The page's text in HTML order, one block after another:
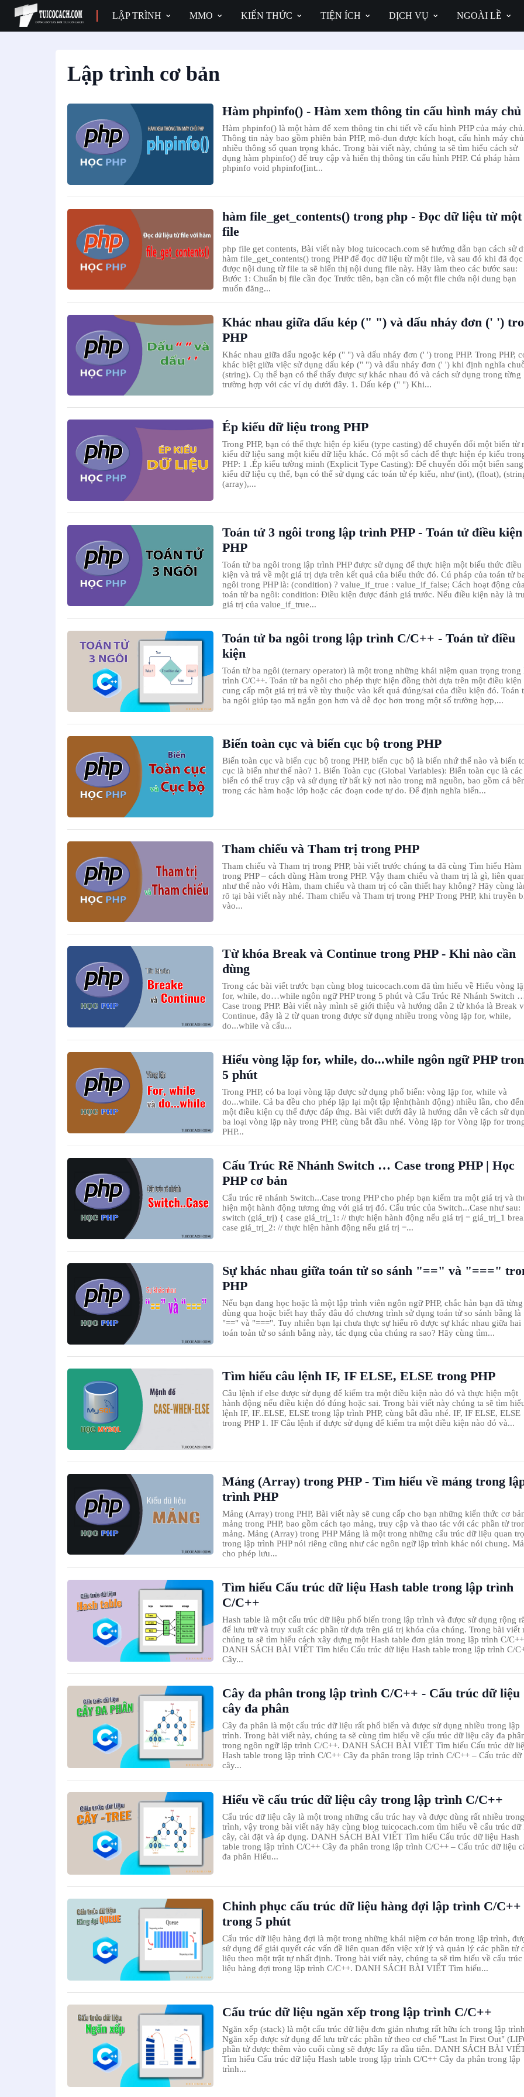
LẬP TRÌNH MMO KIẾN THỨC TIỆN ÍCH DỊCH VỤ NGOÀI LỀ
Lập trình cơ bản
Hàm phpinfo() - Hàm xem thông tin cấu hình máy chủ
Hàm phpinfo() là một hàm để xem thông tin chi tiết về cấu hình PHP của máy chủ.
Thông tin này bao gồm phiên bản PHP, mô-đun được kích hoạt, cấu hình máy
nhiều thông số quan trọng khác. Trong bài viết này, chúng ta sẽ tìm hiểu cách sử
dụng hàm phpinfo() để truy cập và hiển thị thông tin cấu hình PHP. Cú pháp hàm
phpinfo void phpinfo([int...
hàm file_get_contents() trong php - Đọc dữ liệu từ một
file
php file get contents, Bài viết này blog tuicocach.com sẽ hướng dẫn bạn cách sử
hàm file_get_contents() trong PHP để đọc dữ liệu từ một file, và sau đó khi đã đọc
được nội dung từ file ta sẽ hiển thị nội dung file này. Hãy làm theo các bước sau:
Bước 1: Chuẩn bị file cần đọc Trước tiên, bạn cần có một file chứa nội dung bạn
muốn đăng...
Khác nhau giữa dấu kép (" ") và dấu nháy đơn (' ')
PHP
Khác nhau giữa dấu ngoặc kép (" ") và dấu nháy đơn (' ') trong PHP. Trong PHP,
khác biệt giữa việc sử dụng dấu kép (" ") và dấu nháy đơn (' ') khi định nghĩa
(string). Cụ thể bạn có thể thấy được sự khác nhau đó và cách sử dụng trong từng
trường hợp với các ví dụ dưới đây. 1. Dấu kép (" ") Khi...
Ép kiểu dữ liệu trong PHP
Trong PHP, bạn có thể thực hiện ép kiểu (type casting) để chuyển đổi một biến từ
kiểu dữ liệu sang một kiểu dữ liệu khác. Có một số cách để thực hiện ép kiểu
PHP: 1 .Ép kiểu tường minh (Explicit Type Casting): Để chuyển đổi một biến sang
kiểu dữ liệu cụ thể, bạn có thể sử dụng các toán tử ép kiểu, như (int), (float),
(array),...
Toán tử 3 ngôi trong lập trình PHP - Toán tử điều kiện
PHP
Toán tử ba ngôi trong lập trình PHP được sử dụng để thực hiện một biểu thức điều
kiện và trả về một giá trị dựa trên kết quả của biểu thức đó. Cú pháp của toán tử
ngôi trong PHP là: (condition) ? value_if_true : value_if_false; Cách hoạt động của
toán tử ba ngôi: condition: Điều kiện được đánh giá trước. Nếu điều kiện này là
giá trị của value_if_true...
Toán tử ba ngôi trong lập trình C/C++ - Toán tử điều
kiện
Toán tử ba ngôi (ternary operator) là một trong những khái niệm quan trọng trong
trình C/C++. Toán tử ba ngôi cho phép thực hiện đồng thời dựa trên một điều kiện
cung cấp một giá trị trả về tùy thuộc vào kết quả đúng/sai của điều kiện đó. Toán
ba ngôi giúp tạo mã ngắn gọn hơn và dễ đọc hơn trong một số trường hợp,...
Biến toàn cục và biến cục bộ trong PHP
Biến toàn cục và biến cục bộ trong PHP, biến cục bộ là biến nhứ thế nào và biến
cục là biến như thế nào? 1. Biến Toàn cục (Global Variables): Biến toàn cục là các
biến có thể truy cập và sử dụng từ bất kỳ nơi nào trong mã nguồn, bao gồm cả
trong các hàm hoặc lớp hoặc các đoạn code tự do. Để định nghĩa biến...
Tham chiếu và Tham trị trong PHP
Tham chiếu và Tham trị trong PHP, bài viết trước chúng ta đã cùng Tìm hiểu Hàm
trong PHP – cách dùng Hàm trong PHP. Vậy tham chiếu và tham trị là gì, liên
như thế nào với Hàm, tham chiếu và tham trị có cần thiết hay không? Hãy cùng
rõ tại bài viết này nhé. Tham chiếu và Tham trị trong PHP Trong PHP, khi truyền
vào...
Từ khóa Break và Continue trong PHP - Khi nào cần
dùng
Trong các bài viết trước bạn cùng blog tuicocach.com đã tìm hiểu về Hiểu vòng
for, while, do…while ngôn ngữ PHP trong 5 phút và Cấu Trúc Rẽ Nhánh Switch
Case trong PHP. Bài viết này mình sẽ giới thiệu và hướng dẫn 2 từ khóa là Break
Continue, đây là 2 từ quan trong được sử dụng nhiều trong vòng lặp for, while,
do...while và cấu...
Hiểu vòng lặp for, while, do...while ngôn ngữ PHP
5 phút
Trong PHP, có ba loại vòng lặp được sử dụng phổ biến: vòng lặp for, while và
do...while. Cả ba đều cho phép lặp lại một tập lệnh(hành động) nhiều lần, cho
một điều kiện cụ thể được đáp ứng. Bài viết dưới đây là hướng dẫn về cách sử
ba loại vòng lặp này trong PHP, cùng bắt đầu nhé. Vòng lặp for Vòng lặp for
PHP...
Cấu Trúc Rẽ Nhánh Switch … Case trong PHP | Học
PHP cơ bản
Cấu trúc rẽ nhánh Switch...Case trong PHP cho phép bạn kiểm tra một giá trị và
hiện một hành động tương ứng với giá trị đó. Cấu trúc của Switch...Case như sau:
switch (giá_trị) { case giá_trị_1: // thực hiện hành động nếu giá trị = giá_trị_1
case giá_trị_2: // thực hiện hành động nếu giá trị =...
Sự khác nhau giữa toán tử so sánh "==" và "==="
PHP
Nếu bạn đang học hoặc là một lập trình viên ngôn ngữ PHP, chắc hản bạn đã từng
dùng qua hoặc biết hay thấy đâu đó chương trình sử dụng toán tử so sánh bằng là
"==" và "===". Tuy nhiên bạn lại chưa thực sự hiểu rõ được sự khác nhau giữa hai
toán toản tử so sánh bằng này, tác dụng của chúng ra sao? Hãy cùng tìm...
Tìm hiểu câu lệnh IF, IF ELSE, ELSE trong PHP
Câu lệnh if else được sử dụng để kiểm tra một điều kiện nào đó và thực hiện một
hành động nếu điều kiện đó đúng hoặc sai. Trong bài viết này chúng ta sẽ tìm
lệnh IF, IF..ELSE, ELSE trong lập trình PHP, cùng bắt đầu nhé. IF, IF ELSE, ELSE
trong PHP 1. IF Câu lệnh if được sử dụng để kiểm tra một điều kiện nào đó và...
Mảng (Array) trong PHP - Tìm hiểu về mảng trong
trình PHP
Mảng (Array) trong PHP, Bài viết này sẽ cung cấp cho bạn những kiến thức cơ
mảng trong PHP, bao gồm cách tạo mảng, truy cập và thao tác với các phần tử
mảng. Mảng (Array) trong PHP Mảng là một trong những cấu trúc dữ liệu quan
trong lập trình PHP nói riêng cũng như các ngôn ngữ lập trình khác nói chung.
cho phép lưu...
Tìm hiểu Cấu trúc dữ liệu Hash table trong lập trình
C/C++
Hash table là một cấu trúc dữ liệu phổ biến trong lập trình và được sử dụng rộng
để lưu trữ và truy xuất các phần tử dựa trên giá trị khóa của chúng. Trong bài viết
chúng ta sẽ tìm hiểu cách xây dựng một Hash table đơn giản trong lập trình C/
DANH SÁCH BÀI VIẾT Tìm hiểu Cấu trúc dữ liệu Hash table trong lập trình C/
Cây...
Cây đa phân trong lập trình C/C++ - Cấu trúc dữ liệu
cây đa phân
Cây đa phân là một cấu trúc dữ liệu rất phổ biến và được sử dụng nhiều trong lập
trình. Trong bài viết này, chúng ta sẽ cùng tìm hiểu về cấu trúc dữ liệu cây đa
trong ngôn ngữ lập trình C/C++. DANH SÁCH BÀI VIẾT Tìm hiểu Cấu trúc dữ
Hash table trong lập trình C/C++ Cây đa phân trong lập trình C/C++ – Cấu trúc dữ
cây...
Hiểu về cấu trúc dữ liệu cây trong lập trình C/C++
Cấu trúc dữ liệu cây là một trong những cấu trúc hay và được dùng rất nhiều
trình, vậy trong bài viết nãy hãy cùng blog tuicocach.com tìm hiểu về cấu trúc dữ
cây, cài đặt và áp dụng. DANH SÁCH BÀI VIẾT Tìm hiểu Cấu trúc dữ liệu Hash
table trong lập trình C/C++ Cây đa phân trong lập trình C/C++ – Cấu trúc dữ liệu
đa phân Hiểu...
Chinh phục cấu trúc dữ liệu hàng đợi lập trình C/C++
trong 5 phút
Cấu trúc dữ liệu hàng đợi là một trong những khái niệm cơ bản trong lập trình,
sử dụng để giải quyết các vấn đề liên quan đến việc xử lý và quản lý các phần tử
liệu theo một trật tự nhất định. Trong bài viết này, chúng ta sẽ tìm hiểu về cấu trúc
liệu hàng đợi trong lập trình C/C++. DANH SÁCH BÀI VIẾT Tìm hiểu...
Cấu trúc dữ liệu ngăn xếp trong lập trình C/C++
Ngăn xếp (stack) là một cấu trúc dữ liệu đơn giản nhưng rất hữu ích trong lập
Ngăn xếp được sử dụng để lưu trữ các phần tử theo cơ chế "Last In First Out"
phần tử được thêm vào cuối cùng sẽ được lấy ra đầu tiên. DANH SÁCH BÀI
Tìm hiểu Cấu trúc dữ liệu Hash table trong lập trình C/C++ Cây đa phân trong lập
trình...